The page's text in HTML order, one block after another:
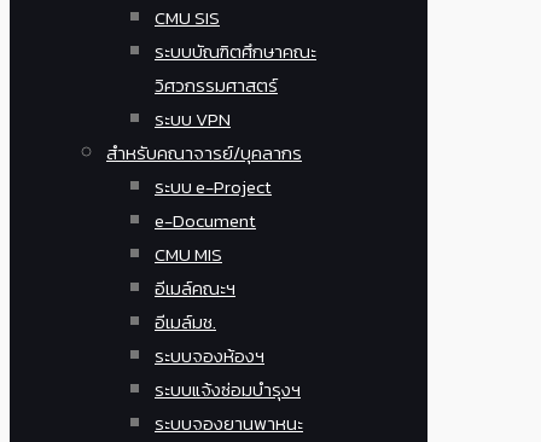
CMU SIS
ระบบบัณฑิตศึกษาคณะ
วิศวกรรมศาสตร์
ระบบ VPN
สำหรับคณาจารย์/บุคลากร
ระบบ e-Project
e-Document
CMU MIS
อีเมล์คณะฯ
อีเมล์มช.
ระบบจองห้องฯ
ระบบแจ้งซ่อมบำรุงฯ
ระบบจองยานพาหนะ